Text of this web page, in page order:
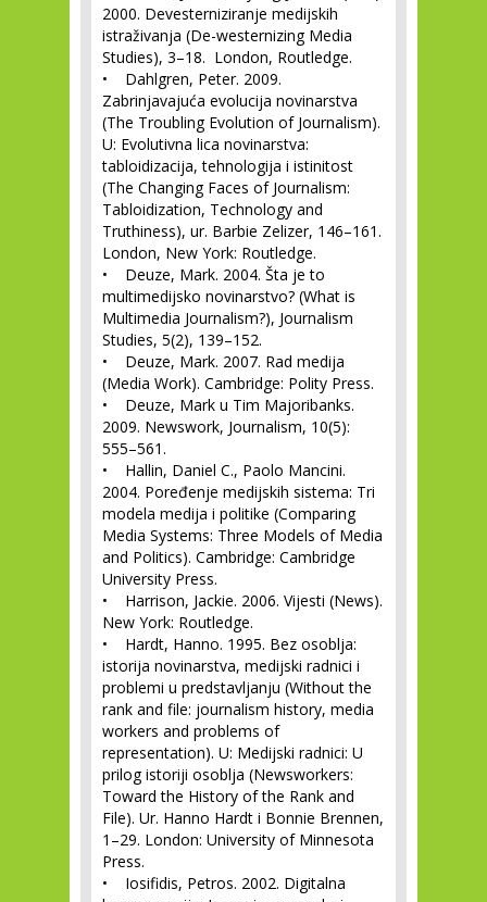
2000. Devesterniziranje medijskih
istraživanja (De-westernizing Media
Studies), 3–18. London, Routledge.
• Dahlgren, Peter. 2009.
Zabrinjavajuća evolucija novinarstva
(The Troubling Evolution of Journalism).
U: Evolutivna lica novinarstva:
tabloidizacija, tehnologija i istinitost
(The Changing Faces of Journalism:
Tabloidization, Technology and
Truthiness), ur. Barbie Zelizer, 146–161.
London, New York: Routledge.
• Deuze, Mark. 2004. Šta je to
multimedijsko novinarstvo? (What is
Multimedia Journalism?), Journalism
Studies, 5(2), 139–152.
• Deuze, Mark. 2007. Rad medija
(Media Work). Cambridge: Polity Press.
• Deuze, Mark u Tim Majoribanks.
2009. Newswork, Journalism, 10(5):
555–561.
• Hallin, Daniel C., Paolo Mancini.
2004. Poređenje medijskih sistema: Tri
modela medija i politike (Comparing
Media Systems: Three Models of Media
and Politics). Cambridge: Cambridge
University Press.
• Harrison, Jackie. 2006. Vijesti (News).
New York: Routledge.
• Hardt, Hanno. 1995. Bez osoblja:
istorija novinarstva, medijski radnici i
problemi u predstavljanju (Without the
rank and file: journalism history, media
workers and problems of
representation). U: Medijski radnici: U
prilog istoriji osoblja (Newsworkers:
Toward the History of the Rank and
File). Ur. Hanno Hardt i Bonnie Brennen,
1–29. London: University of Minnesota
Press.
• Iosifidis, Petros. 2002. Digitalna